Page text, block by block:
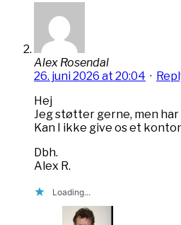
Alex Rosendal
26. juni 2026 at 20:04 ·
Hej
Jeg støtter gerne, men har
Kan I ikke give os et
Dbh.
Alex R.
Loading...